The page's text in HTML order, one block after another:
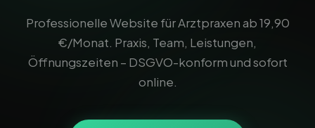
Professionelle Website für Arztpraxen ab 19,90
€/Monat. Praxis, Team, Leistungen,
Öffnungszeiten – DSGVO-konform und sofort
online.